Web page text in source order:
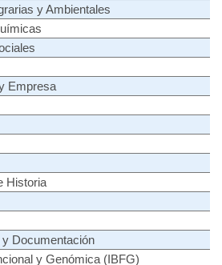
y Ambientales
Empresa
Historia
Documentación
y Genómica (IBFG)